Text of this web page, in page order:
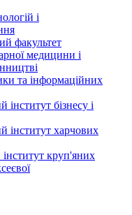
і
факультет
медицини і
та інформаційних
бізнесу і
інститут харчових
круп'яних